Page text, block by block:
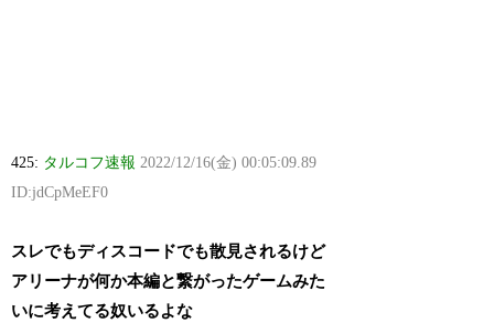
425: タルコフ速報 2022/12/16(金) 00:05:09.89
ID:jdCpMeEF0
スレでもディスコードでも散見されるけど
アリーナが何か本編と繋がったゲームみた
いに考えてる奴いるよな